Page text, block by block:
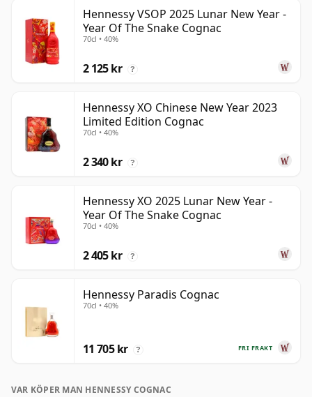
Hennessy VSOP 2025 Lunar New Year -
Year Of The Snake Cognac
70cl • 40%
2 125 kr ?
Hennessy XO Chinese New Year 2023
Limited Edition Cognac
70cl • 40%
2 340 kr ?
Hennessy XO 2025 Lunar New Year -
Year Of The Snake Cognac
70cl • 40%
2 405 kr ?
Hennessy Paradis Cognac
70cl • 40%
FRI FRAKT
11 705 kr ?
VAR KÖPER MAN HENNESSY COGNAC